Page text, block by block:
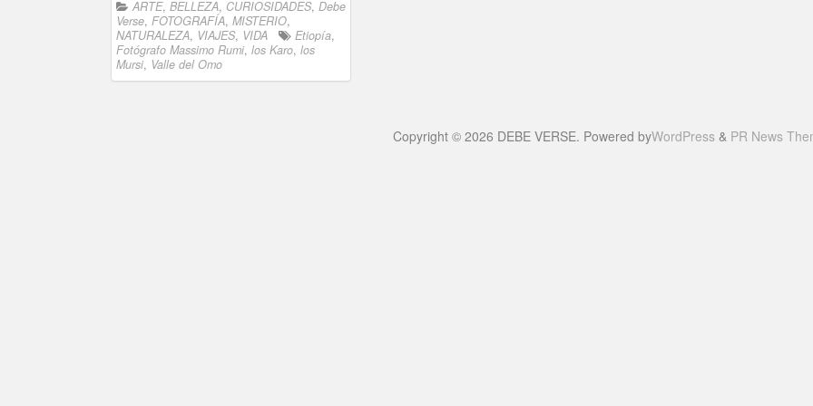
ARTE, BELLEZA, CURIOSIDADES, Debe
Verse, FOTOGRAFÍA, MISTERIO,
NATURALEZA, VIAJES, VIDA Etiopía,
Fotógrafo Massimo Rumi, los Karo, los
Mursi, Valle del Omo
Copyright © 2026 DEBE VERSE. Powered byWordPress& PR News